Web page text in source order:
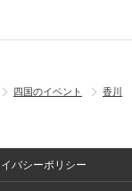
四国のイベント
香川
バシーポリシー